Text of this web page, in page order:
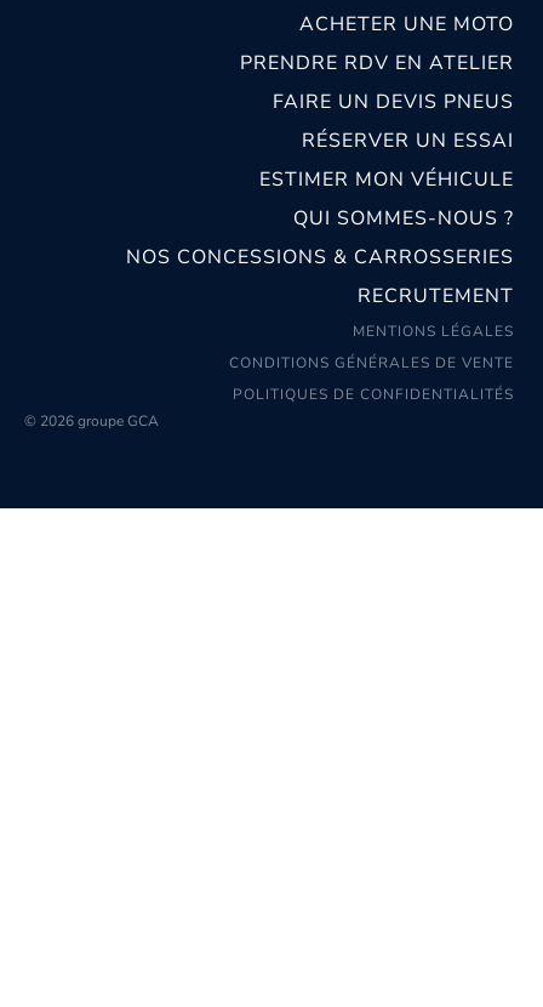
ACHETER UNE MOTO
PRENDRE RDV EN ATELIER
FAIRE UN DEVIS PNEUS
RÉSERVER UN ESSAI
ESTIMER MON VÉHICULE
QUI SOMMES-NOUS ?
NOS CONCESSIONS & CARROSSERIES
RECRUTEMENT
MENTIONS LÉGALES
CONDITIONS GÉNÉRALES DE VENTE
POLITIQUES DE CONFIDENTIALITÉS
© 2026 groupe GCA